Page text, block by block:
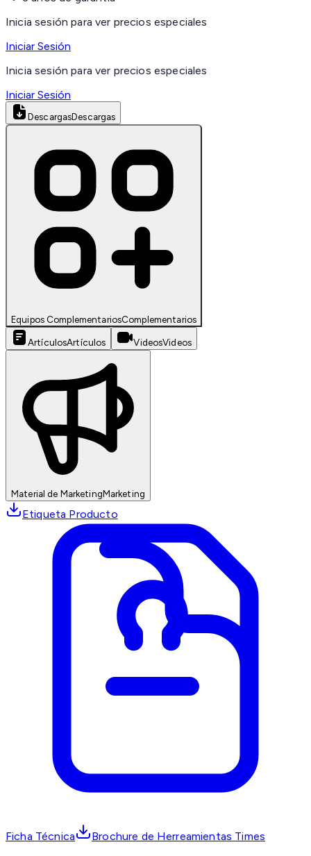
Inicia sesión para ver precios especiales
Iniciar Sesión
Inicia sesión para ver precios especiales
Iniciar Sesión
DescargasDescargas
Equipos ComplementariosComplementarios
ArtículosArtículos VideosVideos
Material de MarketingMarketing
Etiqueta Producto
Ficha Técnica Brochure de Herreamientas Times